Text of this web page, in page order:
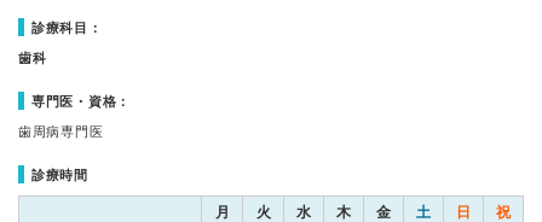
診療科目：
歯科
専門医・資格：
歯周病専門医
診療時間
月 火 水 木 金 土 日 祝